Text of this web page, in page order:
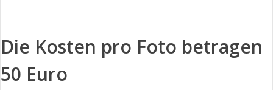
Die Kosten pro Foto betragen
50 Euro